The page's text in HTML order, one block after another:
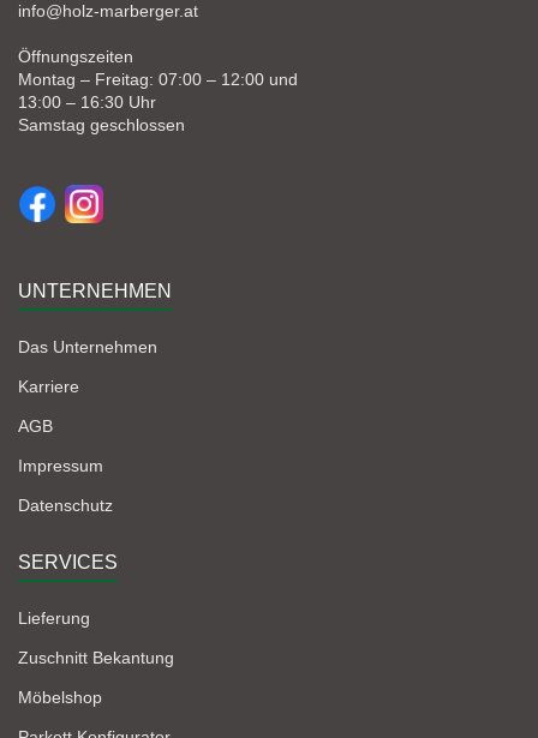
info@holz-marberger.at
Öffnungszeiten
Montag – Freitag: 07:00 – 12:00 und
13:00 – 16:30 Uhr
Samstag geschlossen
UNTERNEHMEN
Das Unternehmen
Karriere
AGB
Impressum
Datenschutz
SERVICES
Lieferung
Zuschnitt Bekantung
Möbelshop